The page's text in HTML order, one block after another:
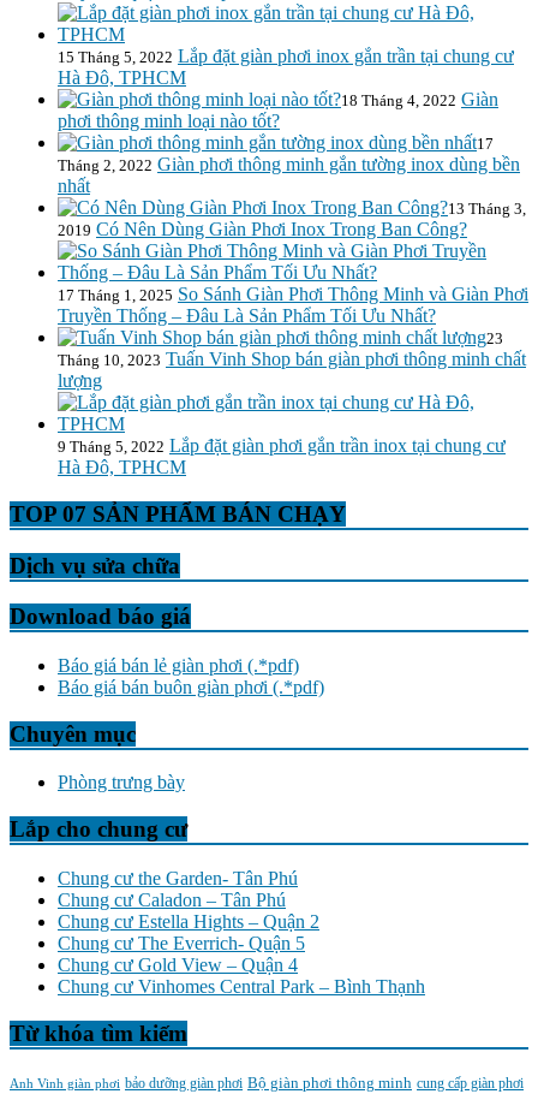
15 Tháng 5, 2022 Lắp đặt giàn phơi inox gắn trần tại chung cư
Hà Đô, TPHCM
18 Tháng 4, 2022 Giàn
phơi thông minh loại nào tốt?
17
Tháng 2, 2022 Giàn phơi thông minh gắn tường inox dùng bền
nhất
13 Tháng 3,
2019 Có Nên Dùng Giàn Phơi Inox Trong Ban Công?
17 Tháng 1, 2025 So Sánh Giàn Phơi Thông Minh và Giàn Phơi
Truyền Thống – Đâu Là Sản Phẩm Tối Ưu Nhất?
23
Tháng 10, 2023 Tuấn Vinh Shop bán giàn phơi thông minh chất
lượng
9 Tháng 5, 2022 Lắp đặt giàn phơi gắn trần inox tại chung cư
Hà Đô, TPHCM
TOP 07 SẢN PHẨM BÁN CHẠY
Dịch vụ sửa chữa
Download báo giá
Báo giá bán lẻ giàn phơi (.*pdf)
Báo giá bán buôn giàn phơi (.*pdf)
Chuyên mục
Phòng trưng bày
Lắp cho chung cư
Chung cư the Garden- Tân Phú
Chung cư Caladon – Tân Phú
Chung cư Estella Hights – Quận 2
Chung cư The Everrich- Quận 5
Chung cư Gold View – Quận 4
Chung cư Vinhomes Central Park – Bình Thạnh
Từ khóa tìm kiếm
Anh Vinh giàn phơi bảo dưỡng giàn phơi Bộ giàn phơi thông minh cung cấp giàn phơi